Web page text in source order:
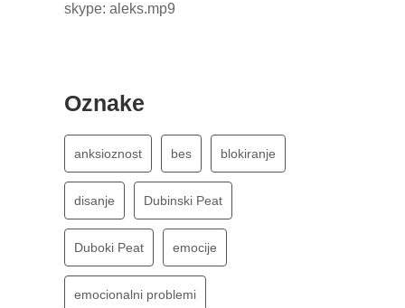
skype: aleks.mp9
Oznake
anksioznost bes blokiranje
disanje Dubinski Peat
Duboki Peat emocije
emocionalni problemi